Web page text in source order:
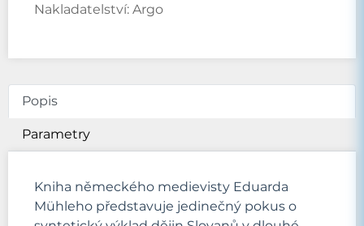
Nakladatelství: Argo
Popis
Parametry
Kniha německého medievisty Eduarda
Mühleho představuje jedinečný pokus o